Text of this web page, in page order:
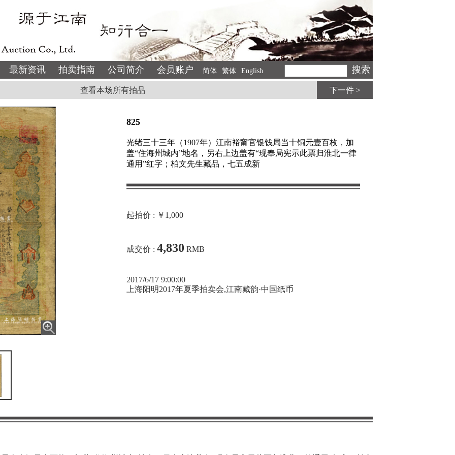
最新资讯 拍卖指南 公司简介 会员账户 简体 繁体 English
查看本场所有拍品 下一件 >
825
光绪三十三年（1907年）江南裕甯官银钱局当十铜元壹百枚，加
盖“住海州城内”地名，另右上边盖有“现奉局宪示此票归淮北一律
通用”红字；柏文先生藏品，七五成新
起拍价 : ￥1,000
成交价 : 4,830 RMB
2017/6/17 9:00:00
上海阳明2017年夏季拍卖会,江南藏韵·中国纸币